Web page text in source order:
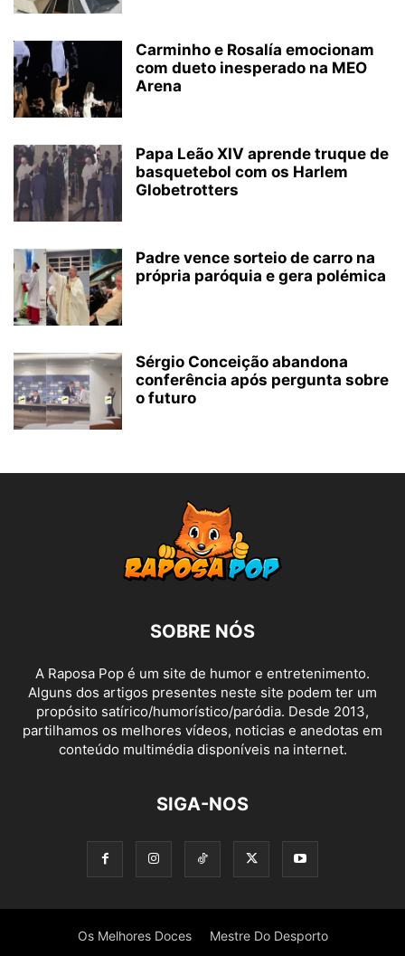
Carminho e Rosalía emocionam
com dueto inesperado na MEO
Arena
Papa Leão XIV aprende truque de
basquetebol com os Harlem
Globetrotters
Padre vence sorteio de carro na
própria paróquia e gera polémica
Sérgio Conceição abandona
conferência após pergunta sobre
o futuro
SOBRE NÓS
A Raposa Pop é um site de humor e entretenimento.
Alguns dos artigos presentes neste site podem ter um
propósito satírico/humorístico/paródia. Desde 2013,
partilhamos os melhores vídeos, noticias e anedotas em
conteúdo multimédia disponíveis na internet.
SIGA-NOS
Os Melhores Doces Mestre Do Desporto